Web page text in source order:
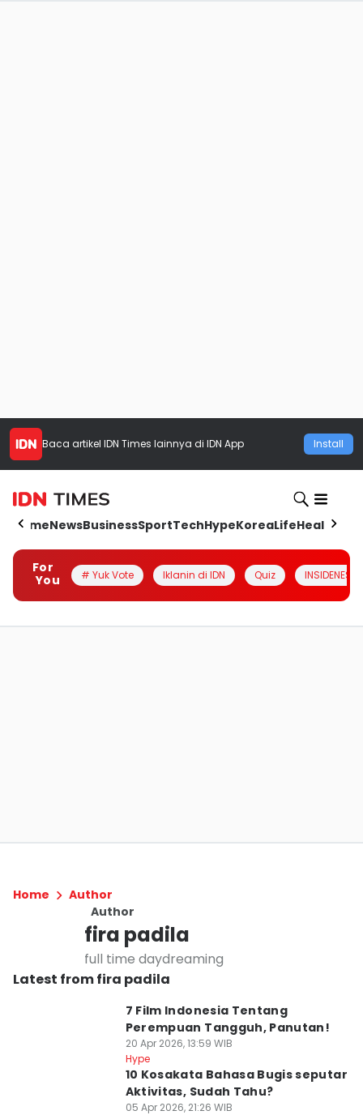
Baca artikel IDN Times lainnya di IDN App Install
HomeNewsBusinessSportTechHypeKoreaLifeHealth
For
You
# Yuk Vote Iklanin di IDN Quiz INSIDENESIA
Home
Author
Author
fira padila
full time daydreaming
Latest from fira padila
7 Film Indonesia Tentang
Perempuan Tangguh, Panutan!
20 Apr 2026, 13:59 WIB
Hype
10 Kosakata Bahasa Bugis seputar
Aktivitas, Sudah Tahu?
05 Apr 2026, 21:26 WIB